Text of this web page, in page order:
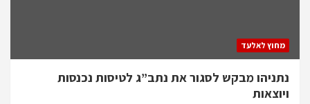
מחוץ לאלעד
נתניהו מבקש לסגור את נתב”ג לטיסות נכנסות
ויוצאות